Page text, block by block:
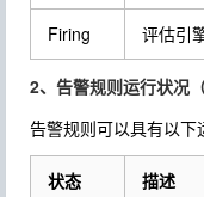
Firing 评估引
2、告警规则运行状况
告警规则可以具有以下
状态 描述